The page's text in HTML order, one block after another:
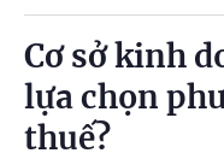
Cơ sở kinh
lựa chọn
thuế?